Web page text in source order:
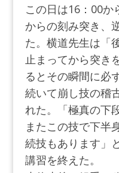
この日は16：00か
からの刻み突き、
た。横道先生は「
止まってから突き
るとその瞬間に必
続いて崩し技の稽
れた。「極真の下
またこの技で下半
続技もあります」
講習を終えた。